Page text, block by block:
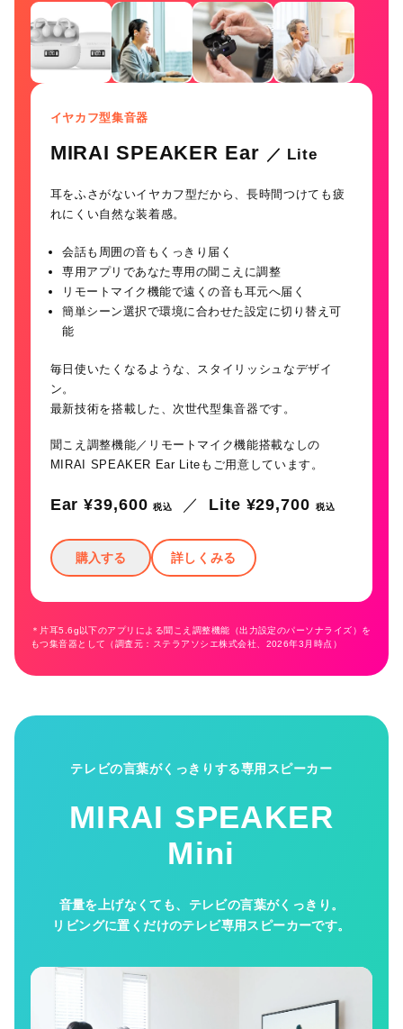
イヤカフ型集音器
MIRAI SPEAKER Ear ／ Lite
耳をふさがないイヤカフ型だから、長時間つけても疲
れにくい自然な装着感。
会話も周囲の音もくっきり届く
専用アプリであなた専用の聞こえに調整
リモートマイク機能で遠くの音も耳元へ届く
簡単シーン選択で環境に合わせた設定に切り替え可
能
毎日使いたくなるような、スタイリッシュなデザイ
ン。
最新技術を搭載した、次世代型集音器です。
聞こえ調整機能／リモートマイク機能搭載なしの
MIRAI SPEAKER Ear Liteもご用意しています。
Ear ¥39,600税込 ／ Lite ¥29,700 税込
購入する 詳しくみる
＊片耳5.6g以下のアプリによる聞こえ調整機能（出力設定のパーソナライズ）を
もつ集音器として（調査元：ステラアソシエ株式会社、2026年3月時点）
テレビの言葉がくっきりする専用スピーカー
MIRAI SPEAKER
Mini
音量を上げなくても、テレビの言葉がくっきり。
リビングに置くだけのテレビ専用スピーカーです。